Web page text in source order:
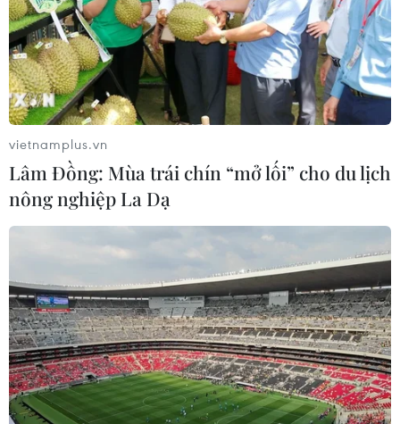
Phát biểu trước cuộc họp không chính thức của các nhà
lãnh đạo EU tại Brussels, Thủ tướng Mette Fredriksen
nhấn mạnh Greenland là một phần của Vương quốc
Đan Mạch và không phải để bán.
vietnamplus.vn
Lâm Đồng: Mùa trái chín “mở lối” cho du lịch
nông nghiệp La Dạ